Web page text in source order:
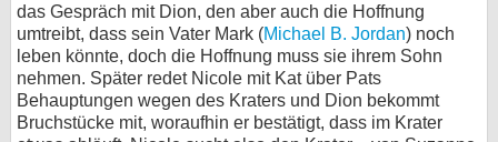
das Gespräch mit Dion, den aber auch die Hoffnung
umtreibt, dass sein Vater Mark (Michael B. Jordan) noch
leben könnte, doch die Hoffnung muss sie ihrem Sohn
nehmen. Später redet Nicole mit Kat über Pats
Behauptungen wegen des Kraters und Dion bekommt
Bruchstücke mit, woraufhin er bestätigt, dass im Krater